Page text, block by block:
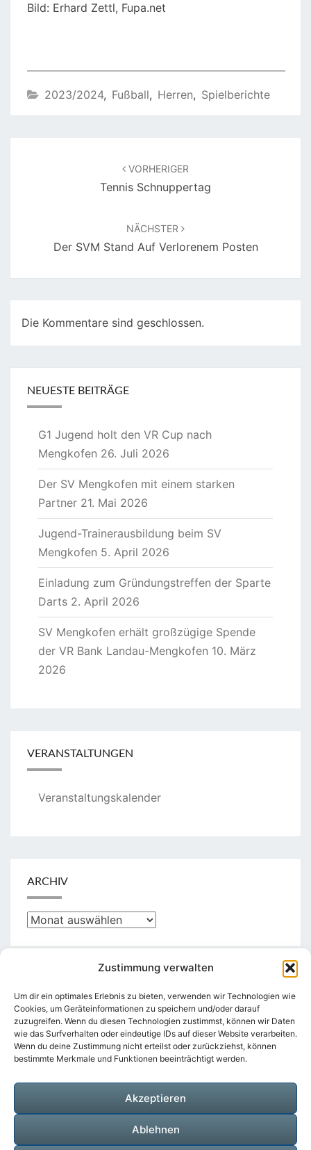
Zustimmung verwalten
Um dir ein optimales Erlebnis zu bieten, verwenden wir Technologien wie
Cookies, um Geräteinformationen zu speichern und/oder darauf
zuzugreifen. Wenn du diesen Technologien zustimmst, können wir Daten
wie das Surfverhalten oder eindeutige IDs auf dieser Website verarbeiten.
Wenn du deine Zustimmung nicht erteilst oder zurückziehst, können
bestimmte Merkmale und Funktionen beeinträchtigt werden.
Akzeptieren
Ablehnen
Bild: Erhard Zettl, Fupa.net
2023/2024, Fußball, Herren, Spielberichte
VORHERIGER
Tennis Schnuppertag
NÄCHSTER
Der SVM Stand Auf Verlorenem Posten
Die Kommentare sind geschlossen.
NEUESTE BEITRÄGE
G1 Jugend holt den VR Cup nach
Mengkofen 26. Juli 2026
Der SV Mengkofen mit einem starken
Partner 21. Mai 2026
Jugend-Trainerausbildung beim SV
Mengkofen 5. April 2026
Einladung zum Gründungstreffen der Sparte
Darts 2. April 2026
SV Mengkofen erhält großzügige Spende
der VR Bank Landau-Mengkofen 10. März
2026
VERANSTALTUNGEN
Veranstaltungskalender
ARCHIV
Archiv
KATEGORIEN
Kategorien